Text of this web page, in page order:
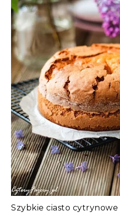
Szybkie ciasto cytrynowe